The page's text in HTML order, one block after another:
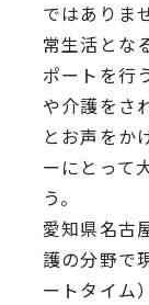
ではありま
常生活とな
ポートを行
や介護をさ
とお声をか
ーにとって
う。
愛知県名古
護の分野で
ートタイム